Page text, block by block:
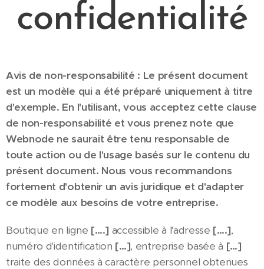
confidentialité
Avis de non-responsabilité : Le présent document
est un modèle qui a été préparé uniquement à titre
d'exemple. En l'utilisant, vous acceptez cette clause
de non-responsabilité et vous prenez note que
Webnode ne saurait être tenu responsable de
toute action ou de l'usage basés sur le contenu du
présent document. Nous vous recommandons
fortement d'obtenir un avis juridique et d'adapter
ce modèle aux besoins de votre entreprise.
Boutique en ligne [….] accessible à l'adresse [….],
numéro d'identification […], entreprise basée à […]
traite des données à caractère personnel obtenues